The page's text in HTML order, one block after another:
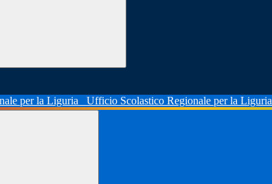
Ufficio Scolastico Regionale per la Liguria